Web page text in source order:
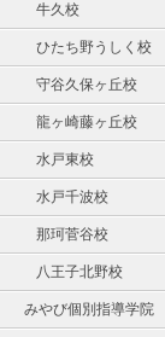
牛久校
ひたち野うしく校
守谷久保ヶ丘校
龍ヶ崎藤ヶ丘校
水戸東校
水戸千波校
那珂菅谷校
八王子北野校
みやび個別指導学院